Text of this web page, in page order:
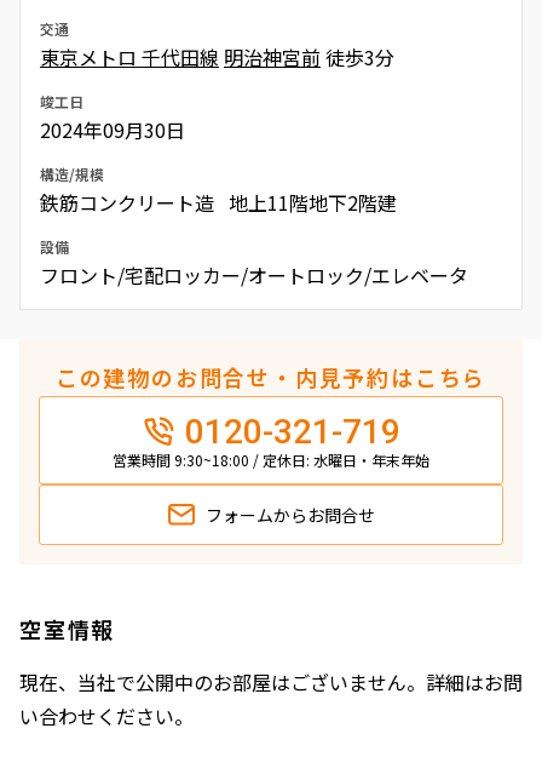
交通
東京メトロ 千代田線 明治神宮前徒歩3分
竣工日
2024年09月30日
構造/規模
鉄筋コンクリート造 地上11階地下2階建
設備
フロント/宅配ロッカー/オートロック/エレベータ
この建物のお問合せ・内見予約はこちら
0120-321-719
営業時間 9:30~18:00 / 定休日: 水曜日・年末年始
フォームから お問合せ
空室情報
現在、当社で公開中のお部屋はございません。詳細はお問
い合わせください。